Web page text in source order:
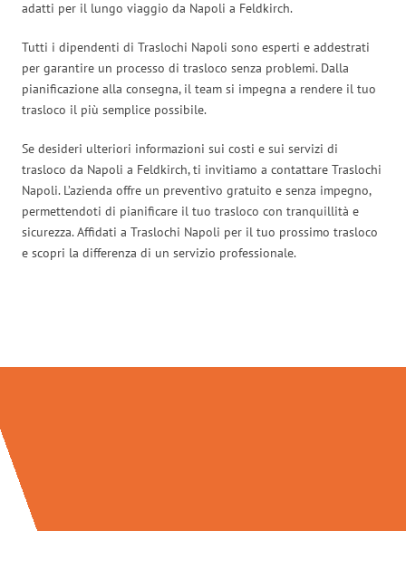
adatti per il lungo viaggio da Napoli a Feldkirch.
Tutti i dipendenti di Traslochi Napoli sono esperti e addestrati
per garantire un processo di trasloco senza problemi. Dalla
pianificazione alla consegna, il team si impegna a rendere il tuo
trasloco il più semplice possibile.
Se desideri ulteriori informazioni sui costi e sui servizi di
trasloco da Napoli a Feldkirch, ti invitiamo a contattare Traslochi
Napoli. L’azienda offre un preventivo gratuito e senza impegno,
permettendoti di pianificare il tuo trasloco con tranquillità e
sicurezza. Affidati a Traslochi Napoli per il tuo prossimo trasloco
e scopri la differenza di un servizio professionale.